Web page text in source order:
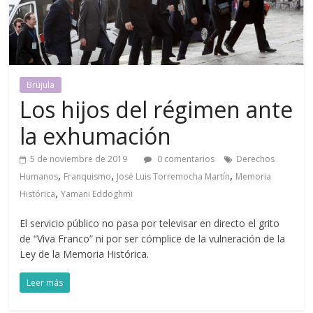
Brújula
Los hijos del régimen ante
la exhumación
5 de noviembre de 2019 0 comentarios
Derechos
Humanos, Franquismo, José Luis Torremocha Martín, Memoria
Histórica,Yamani Eddoghmi
El servicio público no pasa por televisar en directo el grito
de “Viva Franco” ni por ser cómplice de la vulneración de la
Ley de la Memoria Histórica.
Leer más